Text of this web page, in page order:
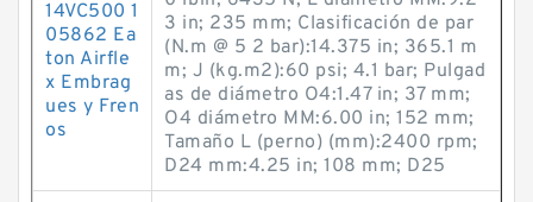
14VC500 1
05862 Ea
ton Airfle
x Embrag
ues y Fren
os
3 in; 235 mm; Clasificación de par
(N.m @ 5 2 bar):14.375 in; 365.1 m
m; J (kg.m2):60 psi; 4.1 bar; Pulgad
as de diámetro O4:1.47 in; 37 mm;
O4 diámetro MM:6.00 in; 152 mm;
Tamaño L (perno) (mm):2400 rpm;
D24 mm:4.25 in; 108 mm; D25